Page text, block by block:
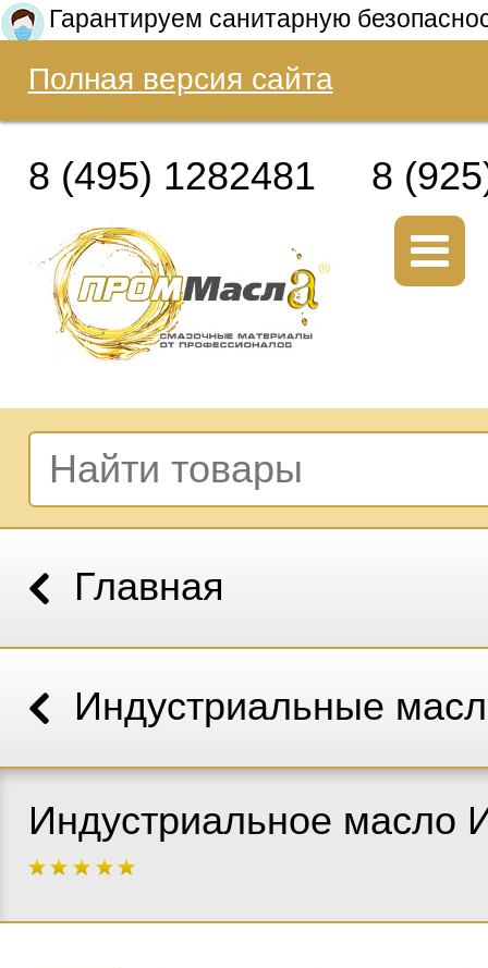
Гарантируем санитарную
Полная версия сайта
8 (495) 1282481 8
Главная
Индустриальные
Индустриальное масло